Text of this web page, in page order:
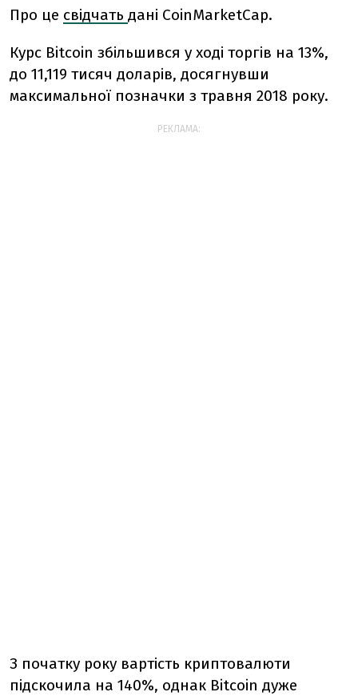
Про це свідчать дані CoinMarketCap.
Курс Bitcoin збільшився у ході торгів на 13%,
до 11,119 тисяч доларів, досягнувши
максимальної позначки з травня 2018 року.
РЕКЛАМА:
З початку року вартість криптовалюти
підскочила на 140%, однак Bitcoin дуже